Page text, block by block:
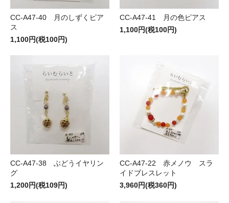
CC-A47-40 月のしずくピア
ス
1,100円(税100円)
CC-A47-41 月の色ピアス
1,100円(税100円)
CC-A47-38 ぶどうイヤリン
グ
1,200円(税109円)
CC-A47-22 赤メノウ スラ
イドブレスレット
3,960円(税360円)